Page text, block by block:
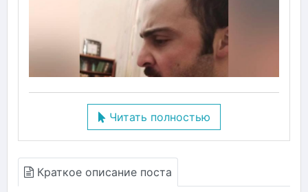
Читать полностью
Краткое описание поста